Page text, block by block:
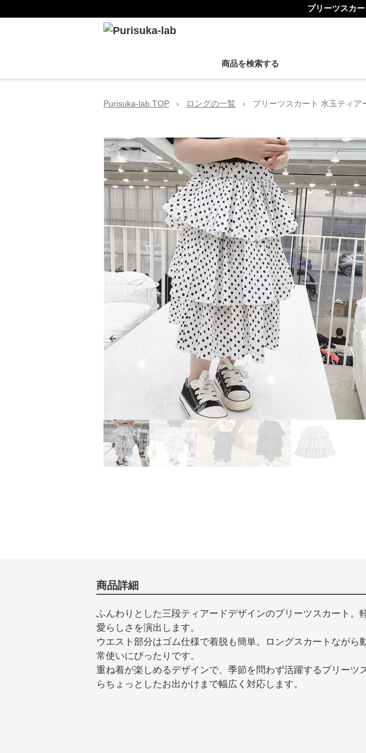
プリーツスカ
商品を検索する
Purisuka-lab TOP › ロングの一覧 › プリーツスカート 水玉ティア
Previous slide
商品詳細
ふんわりとした三段ティアードデザインのプリーツスカート。
愛らしさを演出します。
ウエスト部分はゴム仕様で着脱も簡単。ロングスカートながら
常使いにぴったりです。
重ね着が楽しめるデザインで、季節を問わず活躍するプリーツ
らちょっとしたお出かけまで幅広く対応します。